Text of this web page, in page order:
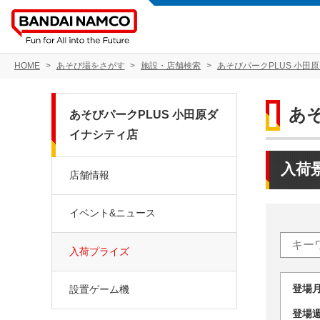
HOME あそび場をさがす 施設・店舗検索 あそびパークPLUS 小田
あ
入荷
登
登
あそびパークPLUS 小田原ダ
イナシティ店
店舗情報
イベント&ニュース
入荷プライズ
設置ゲーム機